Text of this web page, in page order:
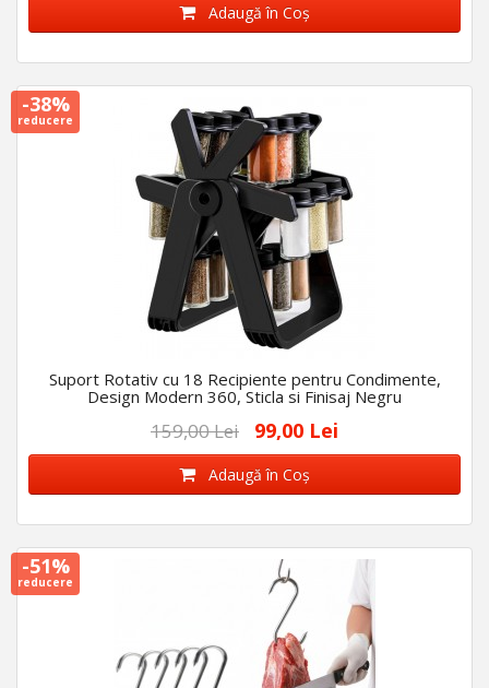
Adaugă în Coş
-38%
reducere
Suport Rotativ cu 18 Recipiente pentru Condimente,
Design Modern 360, Sticla si Finisaj Negru
159,00 Lei 99,00 Lei
Adaugă în Coş
-51%
reducere